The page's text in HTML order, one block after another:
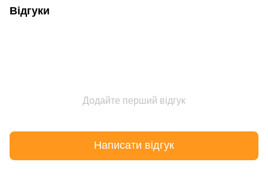
Відгуки
Додайте перший відгук
Написати відгук